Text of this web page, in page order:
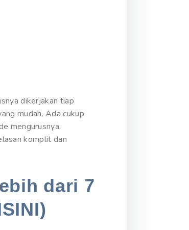
dikerjakan tiap
mudah. Ada cukup
mengurusnya.
komplit dan
dari 7